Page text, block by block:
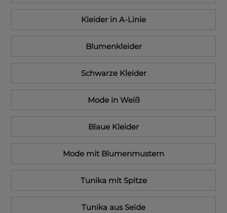
Kleider in A-Linie
Blumenkleider
Schwarze Kleider
Mode in Weiß
Blaue Kleider
Mode mit Blumenmustern
Tunika mit Spitze
Tunika aus Seide